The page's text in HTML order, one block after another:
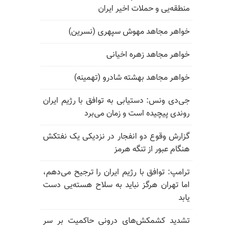
منطقه‌یی و حملات اخیر ایران
خواهر مجاهد مهوش سپهری (نسرین)
خواهر مجاهد زهره اخیانی
خواهر مجاهد بهشته شادرو (تهمینه)
جی‌دی ونس: دستیابی به توافق با رژیم ایران
روندی پیچیده است و زمان می‌برد
گزارش وقوع دو انفجار در نزدیکی یک نفتکش
هنگام عبور از تنگه هرمز
ترامپ: توافق با رژیم ایران را ترجیح می‌دهم،
اما تهران هرگز نباید به سلاح هسته‌یی دست
یابد
تشدید کشمکش‌های درونی حاکمیت بر سر